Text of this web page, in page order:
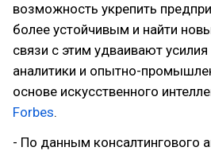
возможность укрепить
более устойчивым и найти
связи с этим удваивают усилия
аналитики и опытно-
основе искусственного
Forbes.
- По данным консалтингового